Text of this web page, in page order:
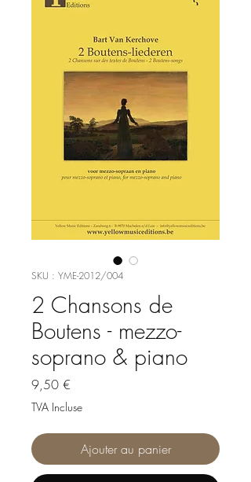
SKU : YME-2012/004
2 Chansons de
Boutens - mezzo-
soprano & piano
9,50 €
TVA Incluse
Ajouter au panier